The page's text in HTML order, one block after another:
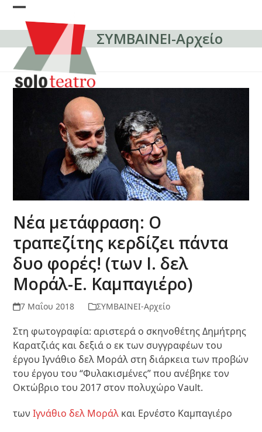
Skip
content
Open
mobile
menu
Close
mobile
menu
ΣΥΜΒΑΙΝΕΙ-Αρχείο
Νέα μετάφραση: Ο
τραπεζίτης κερδίζει πάντα
δυο φορές! (των Ι. δελ
Μοράλ-Ε. Καμπαγιέρο)
7 Μαΐου 2018 ΣΥΜΒΑΙΝΕΙ-Αρχείο
Στη φωτογραφία: αριστερά ο σκηνοθέτης Δημήτρης
Καρατζιάς και δεξιά ο εκ των συγγραφέων του
έργου Ιγνάθιο δελ Μοράλ στη διάρκεια των προβών
του έργου του “Φυλακισμένες” που ανέβηκε τον
Οκτώβριο του 2017 στον πολυχώρο Vault.
των Ιγνάθιο δελ Μοράλ και Ερνέστο Καμπαγιέρο